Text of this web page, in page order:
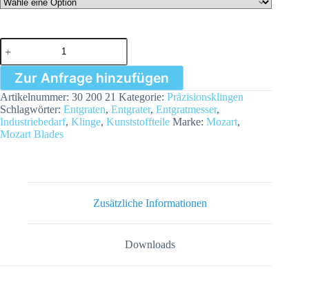
Präzisionsklinge
3020021
Menge
Zur Anfrage hinzufügen
Artikelnummer: 30 200 21 Kategorie: Präzisionsklingen
Schlagwörter: Entgraten, Entgrater, Entgratmesser,
Industriebedarf, Klinge, Kunststoffteile Marke: Mozart,
Mozart Blades
Zusätzliche Informationen
Downloads